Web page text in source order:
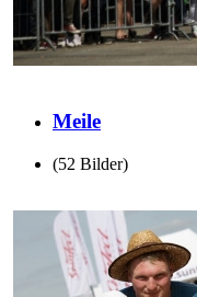
Meile
(52 Bilder)